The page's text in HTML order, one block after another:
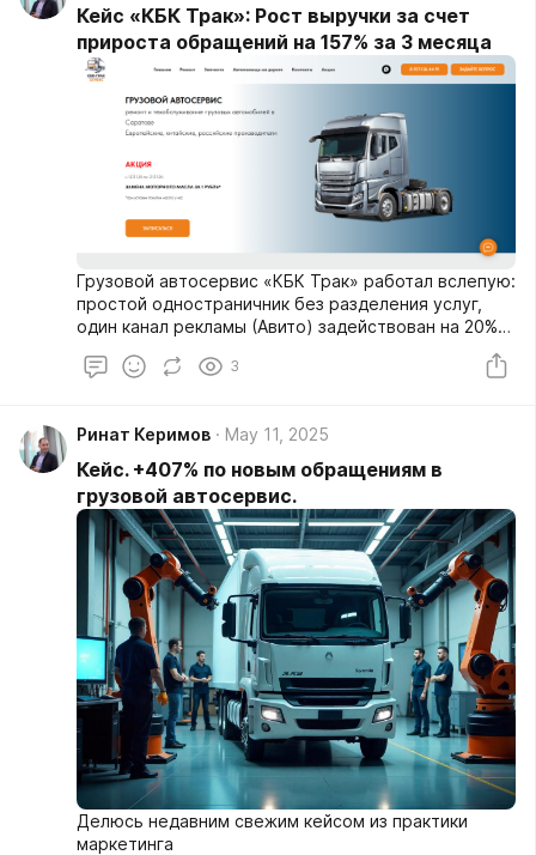
Кейс «КБК Трак»: Рост выручки за счет
прироста обращений на 157% за 3 месяца
Грузовой автосервис «КБК Трак» работал вслепую:
простой одностраничник без разделения услуг,
один канал рекламы (Авито) задействован на 20%
авто».
3
Ринат Керимов May 11, 2025
Кейс. +407% по новым обращениям в
грузовой автосервис.
Делюсь недавним свежим кейсом из практики
маркетинга